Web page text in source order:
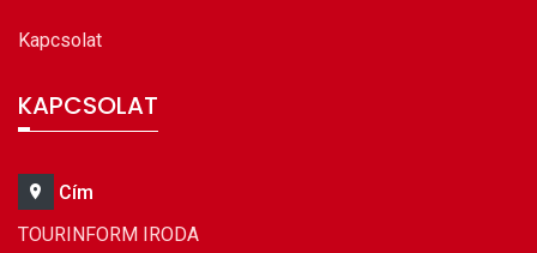
Kapcsolat
KAPCSOLAT
Cím
TOURINFORM IRODA